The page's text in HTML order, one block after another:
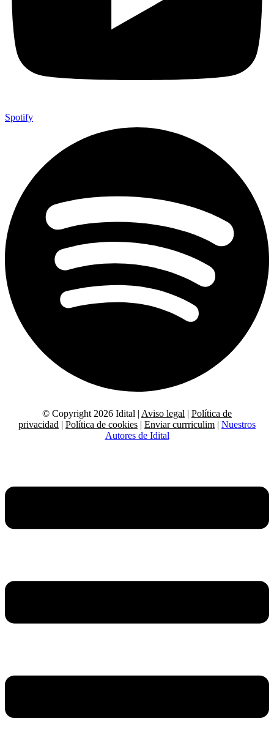
Spotify
© Copyright 2026 Idital | Aviso legal | Política de
privacidad | Política de cookies | Enviar currriculim | Nuestros
Autores de Idital